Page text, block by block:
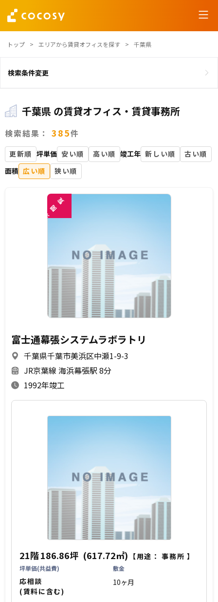
トップ エリアから賃貸オフィスを探す 千葉県
検索条件変更
千葉県 の賃貸オフィス・賃貸事務所
検索結果： 385件
更新順 坪単価 安い順 高い順 竣工年 新しい順
古い順
面積 広い順 狭い順
未
閲
覧
富士通幕張システムラボラトリ
千葉県千葉市美浜区中瀬1-9-3
JR京葉線 海浜幕張駅 8分
1992年竣工
21階186.86坪 (617.72㎡) 【用途：事務所 】
坪単価(共益費)
応相談
(賃料に含む)
敷金
10ヶ月